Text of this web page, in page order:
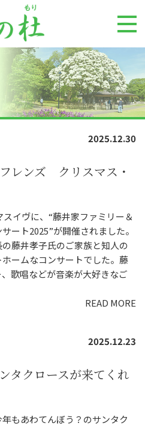
2025.12.30
レンズ クリスマス・
イヴに、“藤井家ファミリー＆
ート2025”が開催されました。
藤井孝子氏のご家族と知人の
ームなコンサートでした。藤
歌唱などが音楽が大好きなご
READ MORE
2025.12.23
タクロースが来てくれ
もあわてんぼう？のサンタク